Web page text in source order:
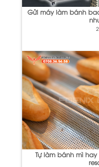
Gửi máy làm bánh
Tự làm bánh mì